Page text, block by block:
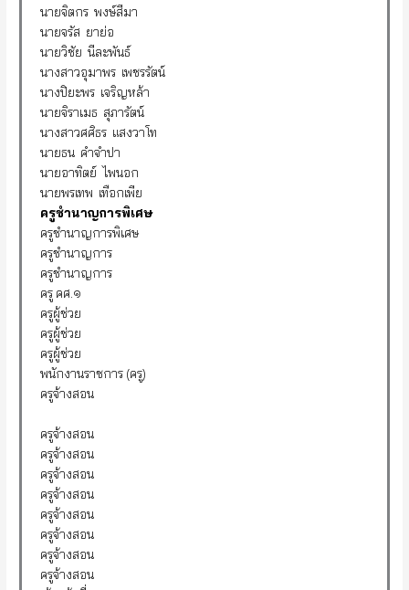
นายจิตกร พงษ์สีมา
นายจรัส ยาย่อ
นายวิชัย นีละพันธ์
นางสาวอุมาพร เพชรรัตน์
นางปิยะพร เจริญหล้า
นายจิราเมธ สุภารัตน์
นางสาวศศิธร แสงวาโท
นายธน คำจำปา
นายอาทิตย์ ไพนอก
นายพรเทพ เทือกเพีย
ครูชำนาญการพิเศษ
ครูชำนาญการพิเศษ
ครูชำนาญการ
ครูชำนาญการ
ครู คศ.๑
ครูผู้ช่วย
ครูผู้ช่วย
ครูผู้ช่วย
พนักงานราชการ (ครู)
ครูจ้างสอน
ครูจ้างสอน
ครูจ้างสอน
ครูจ้างสอน
ครูจ้างสอน
ครูจ้างสอน
ครูจ้างสอน
ครูจ้างสอน
ครูจ้างสอน